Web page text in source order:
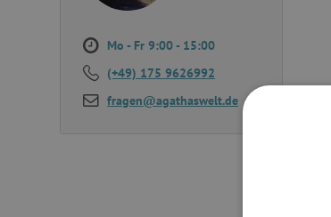
Mo - Fr 9:00 - 15:00
(+49) 175 9626992
fragen@agathaswelt.de